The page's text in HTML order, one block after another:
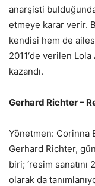
anarşisti
etmeye karar verir.
kendisi hem de
2011‘de verilen
kazandı.
Gerhard Richter –
Yönetmen: Corinna
Gerhard Richter,
biri; ‘resim sanatını
olarak da